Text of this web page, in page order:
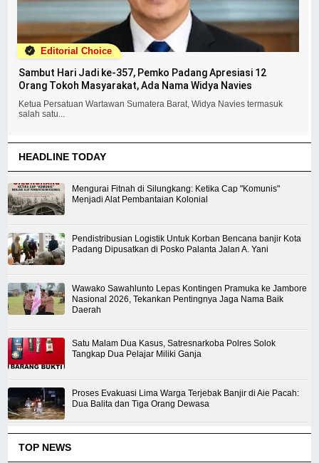
Editorial Choice
Sambut Hari Jadi ke-357, Pemko Padang Apresiasi 12
Orang Tokoh Masyarakat, Ada Nama Widya Navies
Ketua Persatuan Wartawan Sumatera Barat, Widya Navies termasuk
salah satu...
HEADLINE TODAY
Mengurai Fitnah di Silungkang: Ketika Cap "Komunis"
Menjadi Alat Pembantaian Kolonial
Pendistribusian Logistik Untuk Korban Bencana banjir Kota
Padang Dipusatkan di Posko Palanta Jalan A. Yani
Wawako Sawahlunto Lepas Kontingen Pramuka ke Jambore
Nasional 2026, Tekankan Pentingnya Jaga Nama Baik
Daerah
Satu Malam Dua Kasus, Satresnarkoba Polres Solok
Tangkap Dua Pelajar Miliki Ganja
Proses Evakuasi Lima Warga Terjebak Banjir di Aie Pacah:
Dua Balita dan Tiga Orang Dewasa
TOP NEWS